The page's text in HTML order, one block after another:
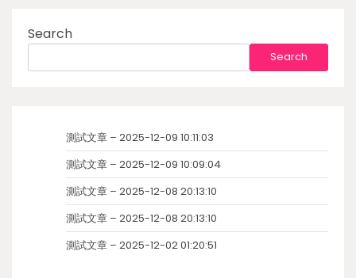
Search
Search
測試文章 – 2025-12-09 10:11:03
測試文章 – 2025-12-09 10:09:04
測試文章 – 2025-12-08 20:13:10
測試文章 – 2025-12-08 20:13:10
測試文章 – 2025-12-02 01:20:51